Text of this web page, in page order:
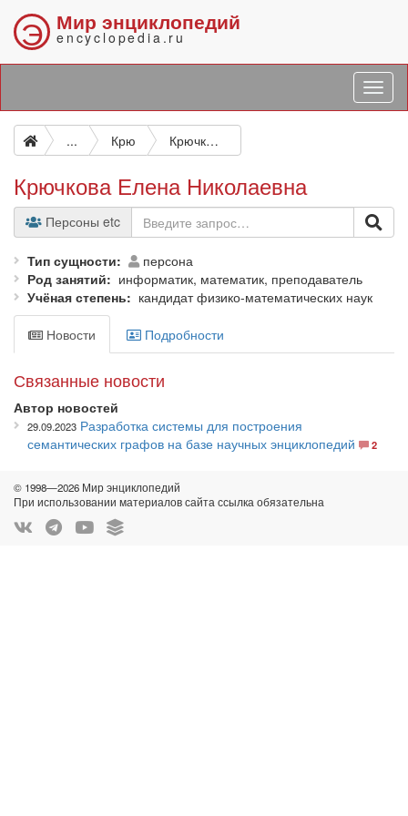
Э Мир энциклопедий
encyclopedia.ru
... Крю Крючкова Елена Николаевна
Крючкова Елена Николаевна
Персоны etc
Тип сущности
персона
Род занятий
информатик, математик, преподаватель
Учёная степень
кандидат физико-математических наук
Новости Подробности
Связанные новости
Автор новостей
29.09.2023 Разработка системы для построения
семантических графов на базе научных энциклопедий
2
© 1998—2026 Мир энциклопедий
При использовании материалов сайта ссылка обязательна